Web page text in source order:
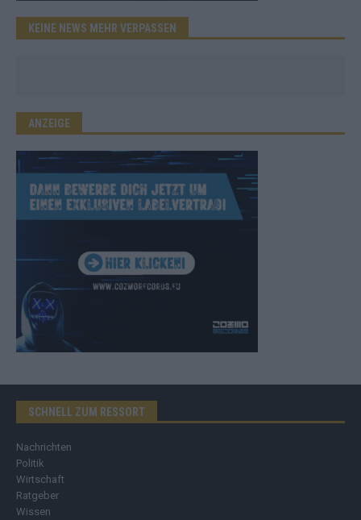
KEINE NEWS MEHR VERPASSEN
ANZEIGE
SCHNELL ZUM RESSORT
Nachrichten
Politik
Wirtschaft
Ratgeber
Wissen